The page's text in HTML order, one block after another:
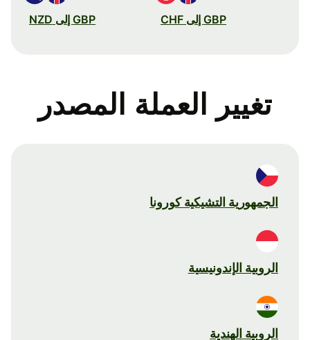
GBP إلى CHF GBP إلى NZD
تغيير العملة المصدر
الجمهورية التشيكية كورونا
الروبية الإندونيسية
الروبية الهندية